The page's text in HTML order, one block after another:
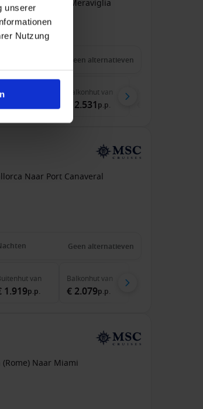
unserer
Nutzung
MSC Meraviglia
Geen alternatieven
2.351
Balkonhutvan
€ 2.531 p.p.
Naar Port Canaveral
Geen alternatieven
van
1.919p.p.
Balkonhutvan
€ 2.079p.p.
Naar Miami